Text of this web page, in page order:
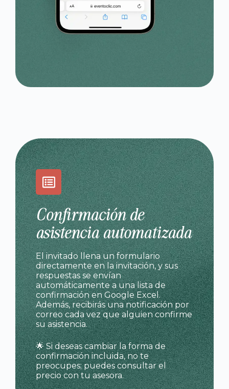
Confirmación de
asistencia automatizada
El invitado llena un formulario
directamente en la invitación, y sus
respuestas se envían
automáticamente a una lista de
confirmación en Google Excel.
Además, recibirás una notificación por
correo cada vez que alguien confirme
su asistencia.
🌟 Si deseas cambiar la forma de
confirmación incluida, no te
preocupes; puedes consultar el
precio con tu asesora.